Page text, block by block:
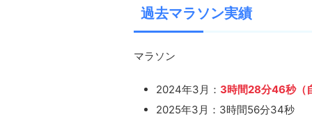
過去マラソン実績
マラソン
2024年3月： 3時間28分46秒（
2025年3月：3時間56分34秒